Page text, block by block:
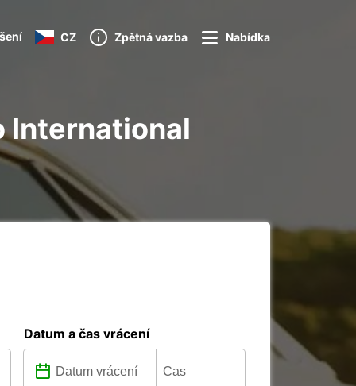
CZ Zpětná vazba Nabídka
International
Datum a čas vrácení